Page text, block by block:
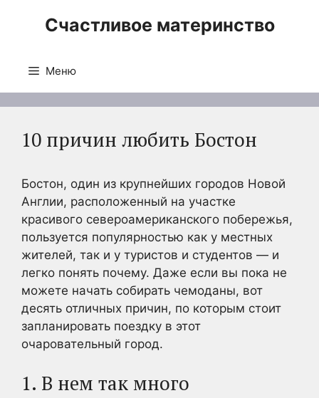
Счастливое материнство
Меню
10 причин любить Бостон
Бостон, один из крупнейших городов Новой
Англии, расположенный на участке
красивого североамериканского побережья,
пользуется популярностью как у местных
жителей, так и у туристов и студентов — и
легко понять почему. Даже если вы пока не
можете начать собирать чемоданы, вот
десять отличных причин, по которым стоит
запланировать поездку в этот
очаровательный город.
1. В нем так много